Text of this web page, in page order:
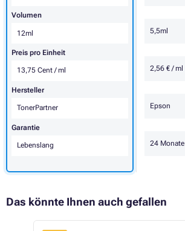
5,5ml
2,56 € / ml
Epson
24 Monate
Volumen
12ml
Preis pro Einheit
13,75 Cent / ml
Hersteller
TonerPartner
Garantie
Lebenslang
Das könnte Ihnen auch gefallen